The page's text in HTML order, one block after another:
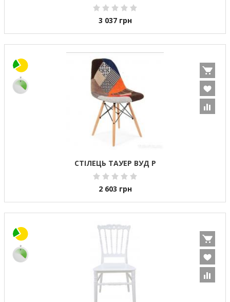
3 037 грн
СТІЛЕЦЬ ТАУЕР ВУД Р
2 603 грн